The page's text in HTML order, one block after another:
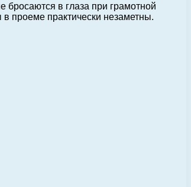
в глаза при грамотной
проеме практически незаметны.